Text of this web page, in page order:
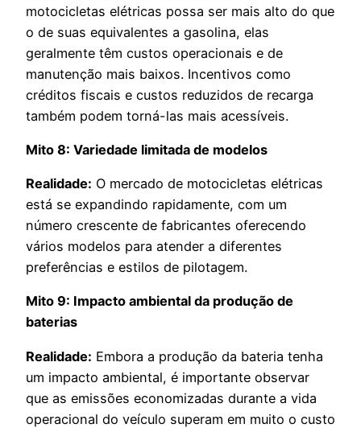
motocicletas elétricas possa ser mais alto do que
o de suas equivalentes a gasolina, elas
geralmente têm custos operacionais e de
manutenção mais baixos. Incentivos como
créditos fiscais e custos reduzidos de recarga
também podem torná-las mais acessíveis.
Mito 8: Variedade limitada de modelos
Realidade: O mercado de motocicletas elétricas
está se expandindo rapidamente, com um
número crescente de fabricantes oferecendo
vários modelos para atender a diferentes
preferências e estilos de pilotagem.
Mito 9: Impacto ambiental da produção de
baterias
Realidade: Embora a produção da bateria tenha
um impacto ambiental, é importante observar
que as emissões economizadas durante a vida
operacional do veículo superam em muito o custo